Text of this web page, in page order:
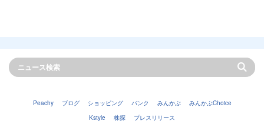
Peachy ブログ ショッピング バンク みんかぶ
みんかぶChoice
Kstyle
株探 プレスリリース